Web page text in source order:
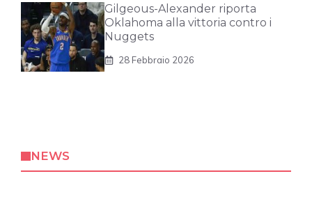
Gilgeous-Alexander riporta
Oklahoma alla vittoria contro i
Nuggets
28 Febbraio 2026
NEWS